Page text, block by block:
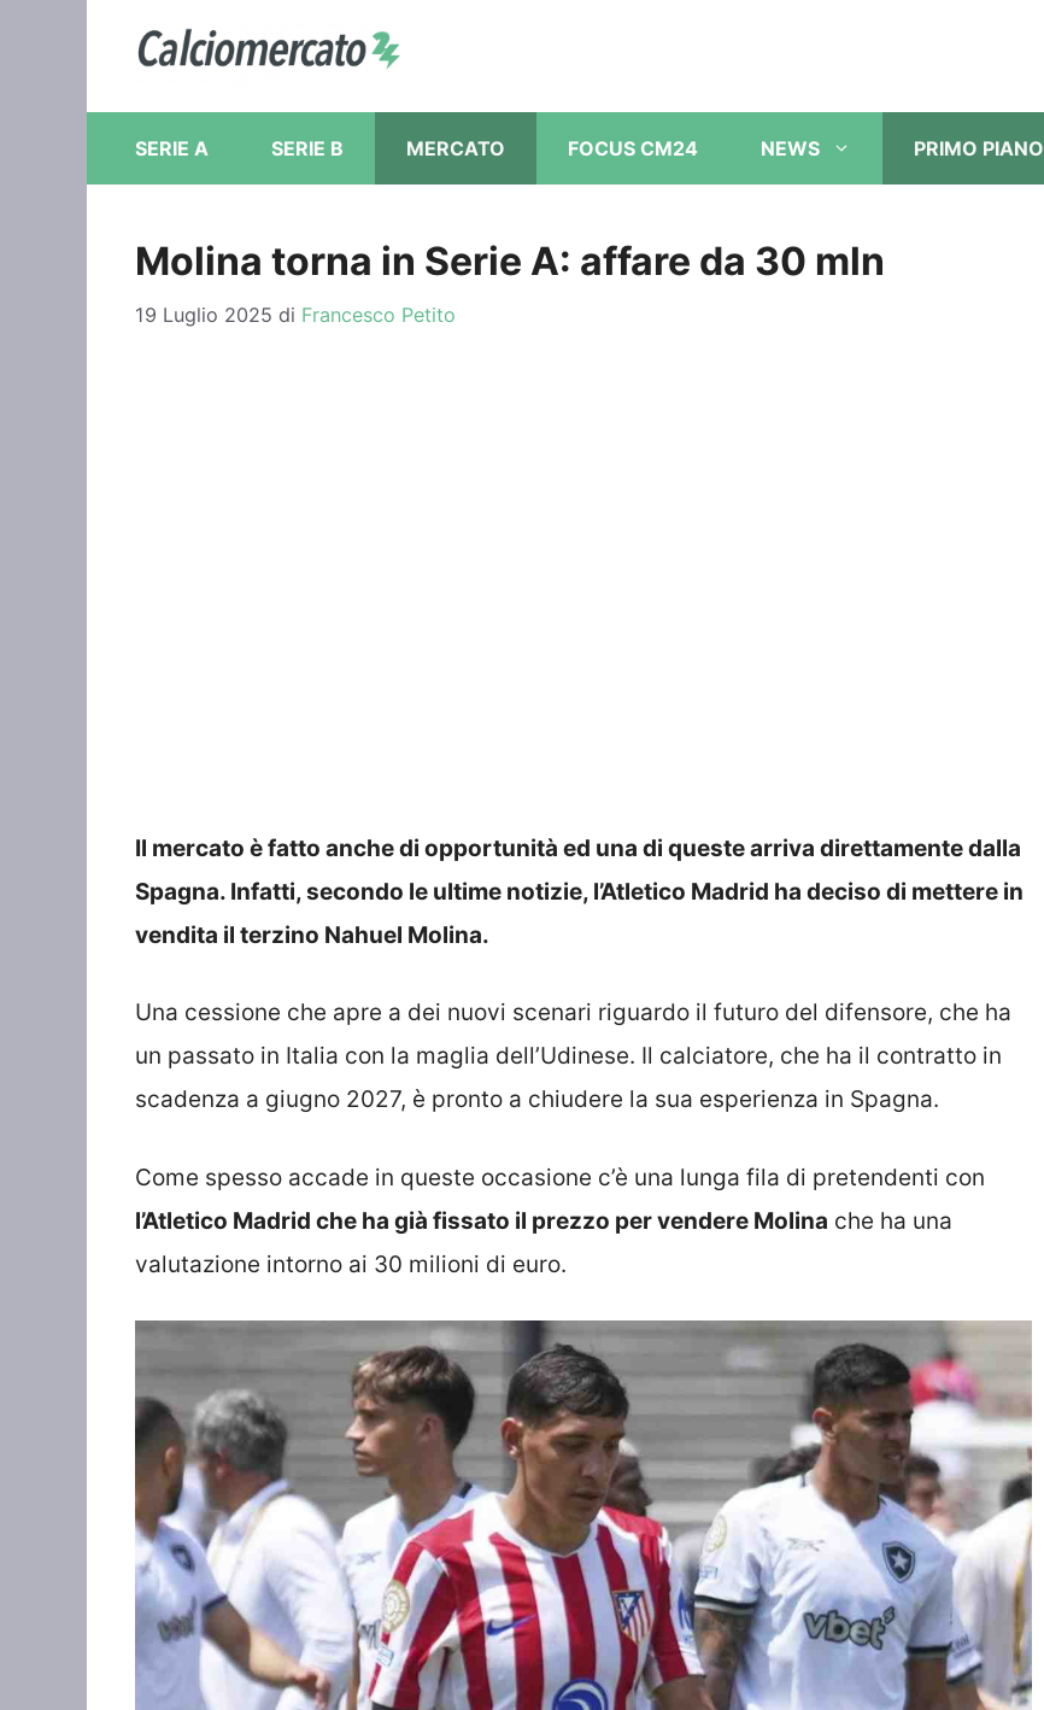
contenuto
SERIE A SERIE B MERCATO FOCUS CM24 NEWS PRIMO PIANO
Molina torna in Serie A: affare da 30 mln
19 Luglio 2025 di Francesco Petito
Il mercato è fatto anche di opportunità ed una di queste arriva direttamente dalla
Spagna. Infatti, secondo le ultime notizie, l’Atletico Madrid ha deciso di mettere in
vendita il terzino Nahuel Molina.
Una cessione che apre a dei nuovi scenari riguardo il futuro del difensore, che ha
un passato in Italia con la maglia dell’Udinese. Il calciatore, che ha il contratto in
scadenza a giugno 2027, è pronto a chiudere la sua esperienza in Spagna.
Come spesso accade in queste occasione c’è una lunga fila di pretendenti con
l’Atletico Madrid che ha già fissato il prezzo per vendere Molina che ha una
valutazione intorno ai 30 milioni di euro.